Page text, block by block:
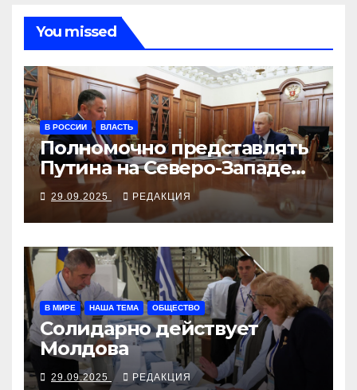
You missed
В РОССИИ ВЛАСТЬ
Полномочно представлять
Путина на Северо-Западе
будет Игорь Руденя
29.09.2025 РЕДАКЦИЯ
В МИРЕ НАША ТЕМА ОБЩЕСТВО
Солидарно действует
Молдова
29.09.2025 РЕДАКЦИЯ